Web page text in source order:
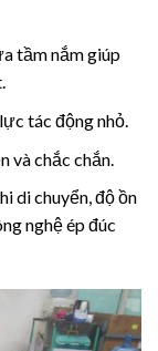
tầm nắm giúp
tác động nhỏ.
và chắc chắn.
di chuyển, độ ồn
nghệ ép đúc